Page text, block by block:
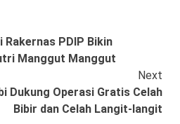
PDIP Bikin
Manggut Manggut
Next
Dukung Operasi Gratis Celah
Bibir dan Celah Langit-langit